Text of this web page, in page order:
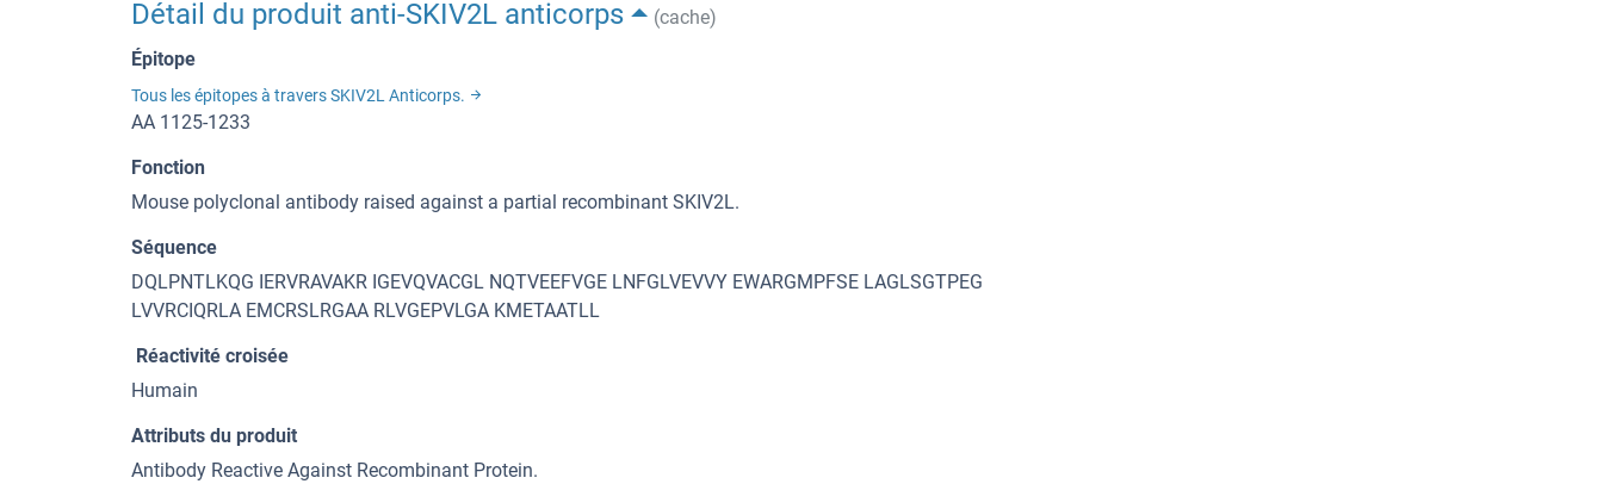
Détail du produit anti-SKIV2L anticorps
(cache)
Épitope
Tous les épitopes à travers SKIV2L Anticorps.
AA 1125-1233
Fonction
Mouse polyclonal antibody raised against a partial recombinant SKIV2L.
Séquence
DQLPNTLKQG IERVRAVAKR IGEVQVACGL NQTVEEFVGE LNFGLVEVVY EWARGMPFSE LAGLSGTPEG
LVVRCIQRLA EMCRSLRGAA RLVGEPVLGA KMETAATLL
Réactivité croisée
Humain
Attributs du produit
Antibody Reactive Against Recombinant Protein.